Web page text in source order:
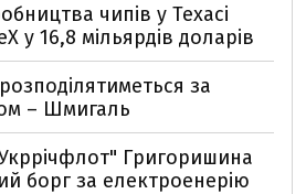
чипів у Техасі
у 16,8 мільярдів доларів
за
– Шмигаль
Григоришина
борг за електроенерію